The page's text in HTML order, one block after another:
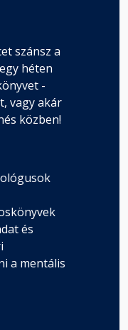
szánsz a
héten
-
vagy akár
közben!
és
a mentális